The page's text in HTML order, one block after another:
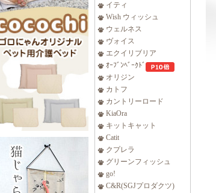
イティ
Wish ウィッシュ
ウェルネス
ヴォイス
エクイリブリア
ｵｰﾌﾞﾝﾍﾞｰｸﾄﾞ
オリジン
カトフ
カントリーロード
KiaOra
キットキャット
Catit
クプレラ
グリーンフィッシュ
go!
C&R(SGJプロダクツ)